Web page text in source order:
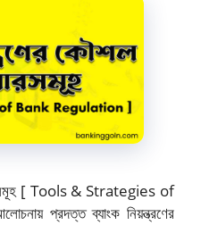
[ Tools & Strategies of
প্রদত্ত ব্যাংক নিয়ন্ত্রণের